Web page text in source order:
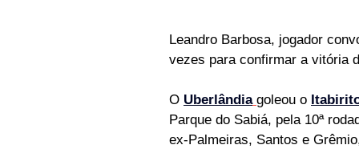
Leandro Barbosa, jogador
vezes para confirmar a vitória
O Uberlândia goleou o
Parque do Sabiá, pela 10ª
ex-Palmeiras, Santos e